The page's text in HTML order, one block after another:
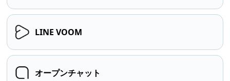
LINE VOOM
オープンチャット